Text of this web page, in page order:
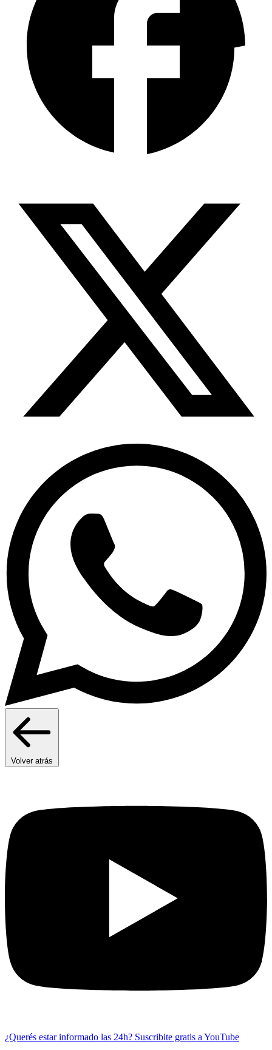
Volver atrás
¿Querés estar informado las 24h? Suscribite gratis a YouTube